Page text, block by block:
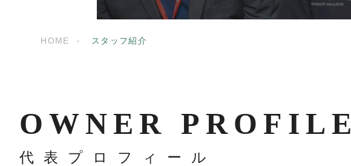
HOME スタッフ紹介
OWNER PROFILE
代表プロフィール